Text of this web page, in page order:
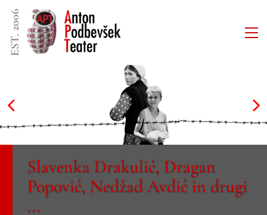
EST. 2006
Slavenka Drakulić, Dragan
Popović, Nedžad Avdić in drugi
...